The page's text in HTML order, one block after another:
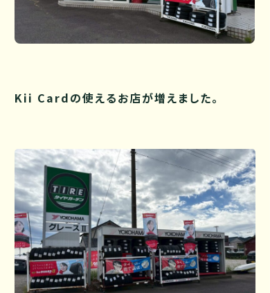
Kii Cardの使えるお店が増えました。